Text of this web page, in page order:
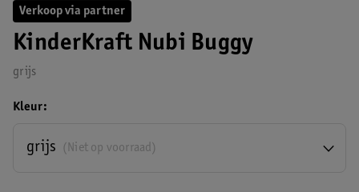
Verkoop via partner
KinderKraft Nubi Buggy
grijs
Kleur
(Niet op voorraad)
grijs